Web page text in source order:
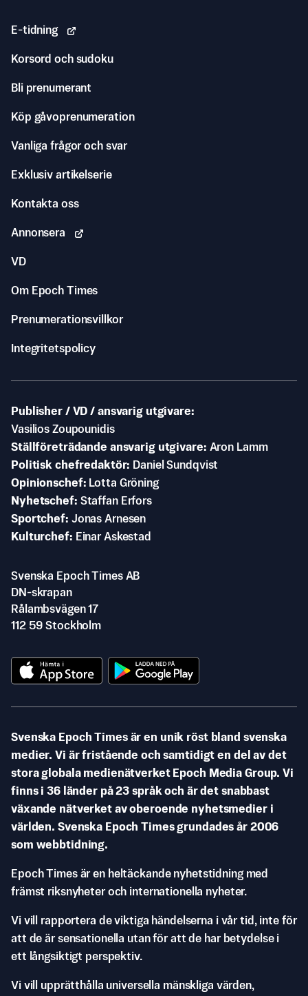
E-tidning
Korsord och sudoku
Bli prenumerant
Köp gåvoprenumeration
Vanliga frågor och svar
Exklusiv artikelserie
Kontakta oss
Annonsera
VD
Om Epoch Times
Prenumerationsvillkor
Integritetspolicy
Publisher / VD / ansvarig utgivare
Vasilios Zoupounidis
Ställföreträdande ansvarig utgivare Aron Lamm
Politisk chefredaktör
Daniel Sundqvist
Opinionschef
Lotta Gröning
Nyhetschef Staffan Erfors
Sportchef Jonas Arnesen
Kulturchef
Einar Askestad
Svenska Epoch Times AB
DN-skrapan
Rålambsvägen 17
112 59 Stockholm
Svenska Epoch Times är en unik röst bland svenska
medier. Vi är fristående och samtidigt en del av det
stora globala medienätverket Epoch Media Group. Vi
finns i 36 länder på 23 språk och är det snabbast
växande nätverket av oberoende nyhetsmedier i
världen. Svenska Epoch Times grundades år 2006
som webbtidning.
Epoch Times är en heltäckande nyhetstidning med
främst riksnyheter och internationella nyheter.
Vi vill rapportera de viktiga händelserna i vår tid, inte för
att de är sensationella utan för att de har betydelse i
ett långsiktigt perspektiv.
Vi vill upprätthålla universella mänskliga värden,